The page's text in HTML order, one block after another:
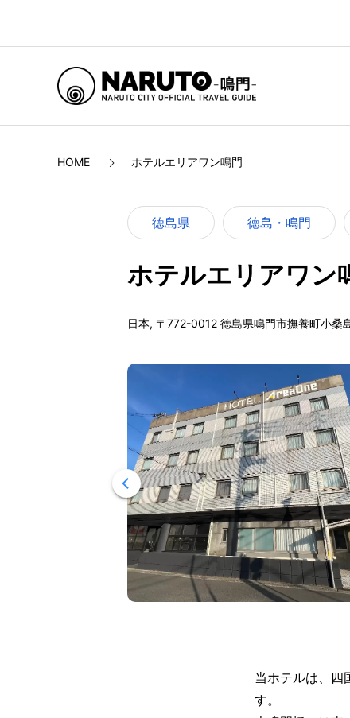
HOME ホテルエリアワン鳴門
徳島県 徳島・鳴門
ホテルエリアワン
日本, 〒772-0012 徳島県鳴門市撫養町小桑
当ホテルは、四
す。